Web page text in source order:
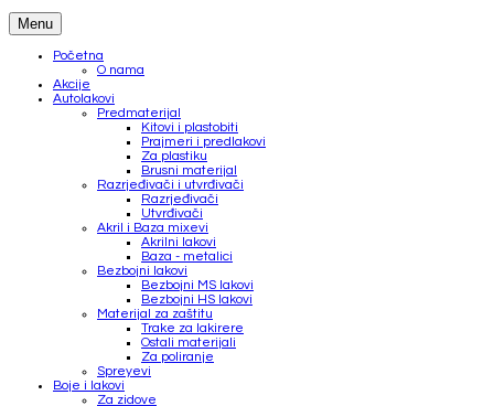
Menu
Početna
O nama
Akcije
Autolakovi
Predmaterijal
Kitovi i plastobiti
Prajmeri i predlakovi
Za plastiku
Brusni materijal
Razrjeđivači i utvrđivači
Razrjeđivači
Utvrđivači
Akril i Baza mixevi
Akrilni lakovi
Baza - metalici
Bezbojni lakovi
Bezbojni MS lakovi
Bezbojni HS lakovi
Materijal za zaštitu
Trake za lakirere
Ostali materijali
Za poliranje
Spreyevi
Boje i lakovi
Za zidove